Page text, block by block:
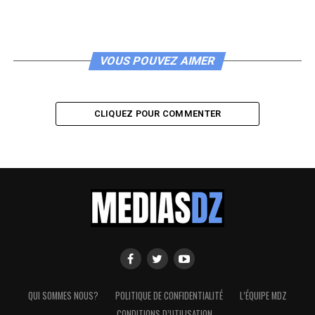
VOUS POUVEZ AIMER
CLIQUEZ POUR COMMENTER
QUI SOMMES NOUS? POLITIQUE DE CONFIDENTIALITÉ
L’ÉQUIPE MDZ